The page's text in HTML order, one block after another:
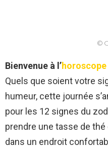
©
Bienvenue à l’horoscope
Quels que soient votre
humeur, cette journée
pour les 12 signes du
prendre une tasse de
dans un endroit